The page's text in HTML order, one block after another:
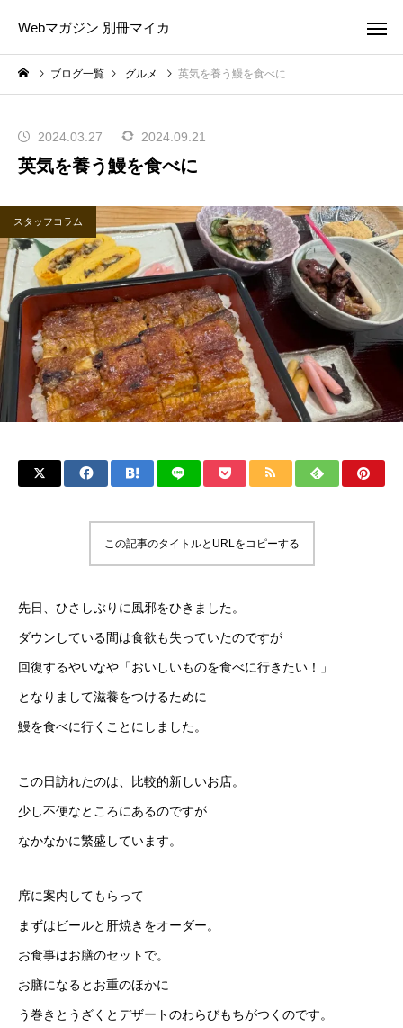
Webマガジン 別冊マイカ
ブログ一覧 グルメ 英気を養う鰻を食べに
2024.03.27 2024.09.21
英気を養う鰻を食べに
スタッフコラム
この記事のタイトルとURLをコピーする
先日、ひさしぶりに風邪をひきました。
ダウンしている間は食欲も失っていたのですが
回復するやいなや「おいしいものを食べに行きたい！」
となりまして滋養をつけるために
鰻を食べに行くことにしました。
この日訪れたのは、比較的新しいお店。
少し不便なところにあるのですが
なかなかに繁盛しています。
席に案内してもらって
まずはビールと肝焼きをオーダー。
お食事はお膳のセットで。
お膳になるとお重のほかに
う巻きとうざくとデザートのわらびもちがつくのです。